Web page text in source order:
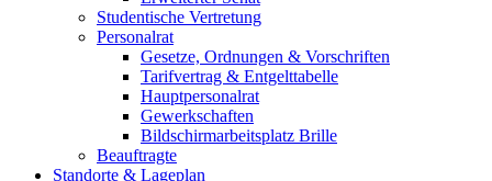
Studentische Vertretung
Personalrat
Gesetze, Ordnungen & Vorschriften
Tarifvertrag & Entgelttabelle
Hauptpersonalrat
Gewerkschaften
Bildschirmarbeitsplatz Brille
Beauftragte
Standorte & Lageplan